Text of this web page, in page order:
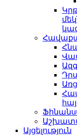
Այցելություն